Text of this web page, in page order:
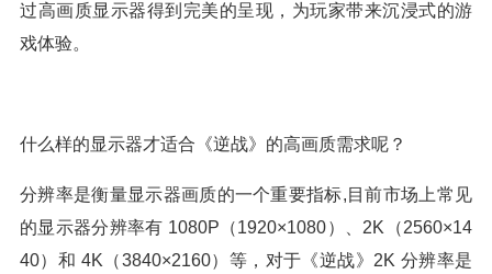
过高画质显示器得到完美的呈现，为玩家带来沉浸式的游
戏体验。
什么样的显示器才适合《逆战》的高画质需求呢？
分辨率是衡量显示器画质的一个重要指标,目前市场上常见
的显示器分辨率有 1080P（1920×1080）、2K（2560×14
40）和 4K（3840×2160）等，对于《逆战》2K 分辨率是